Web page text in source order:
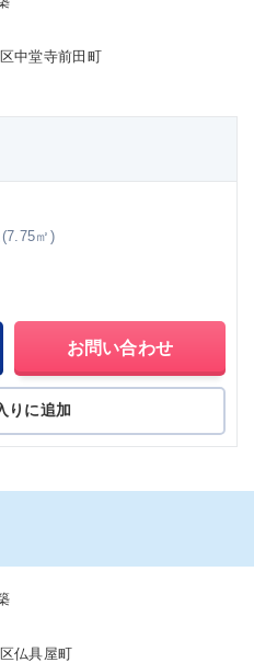
中堂寺前田町
㎡)
お問い合わせ
りに追加
仏具屋町